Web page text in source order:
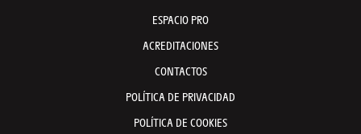
ESPACIO PRO
ACREDITACIONES
CONTACTOS
POLÍTICA DE PRIVACIDAD
POLÍTICA DE COOKIES